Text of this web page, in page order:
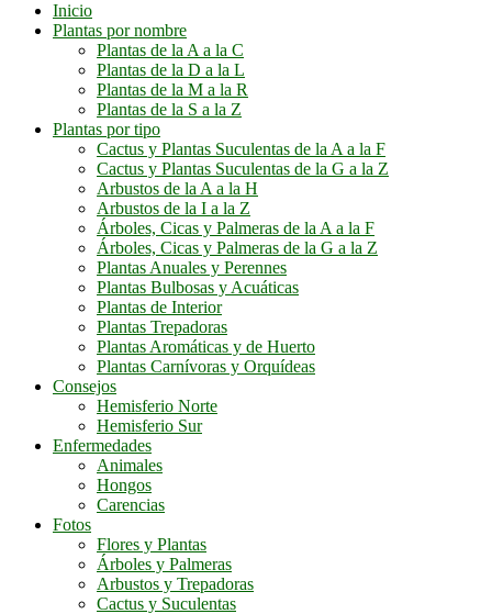
Inicio
Plantas por nombre
Plantas de la A a la C
Plantas de la D a la L
Plantas de la M a la R
Plantas de la S a la Z
Plantas por tipo
Cactus y Plantas Suculentas de la A a la F
Cactus y Plantas Suculentas de la G a la Z
Arbustos de la A a la H
Arbustos de la I a la Z
Árboles, Cicas y Palmeras de la A a la F
Árboles, Cicas y Palmeras de la G a la Z
Plantas Anuales y Perennes
Plantas Bulbosas y Acuáticas
Plantas de Interior
Plantas Trepadoras
Plantas Aromáticas y de Huerto
Plantas Carnívoras y Orquídeas
Consejos
Hemisferio Norte
Hemisferio Sur
Enfermedades
Animales
Hongos
Carencias
Fotos
Flores y Plantas
Árboles y Palmeras
Arbustos y Trepadoras
Cactus y Suculentas